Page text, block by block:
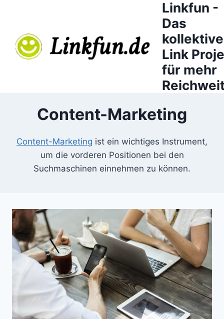
springen
Linkfun -
Das
kollektive
Link
für mehr
Content-Marketing
Content-Marketing ist ein wichtiges Instrument,
um die vorderen Positionen bei den
Suchmaschinen einnehmen zu können.